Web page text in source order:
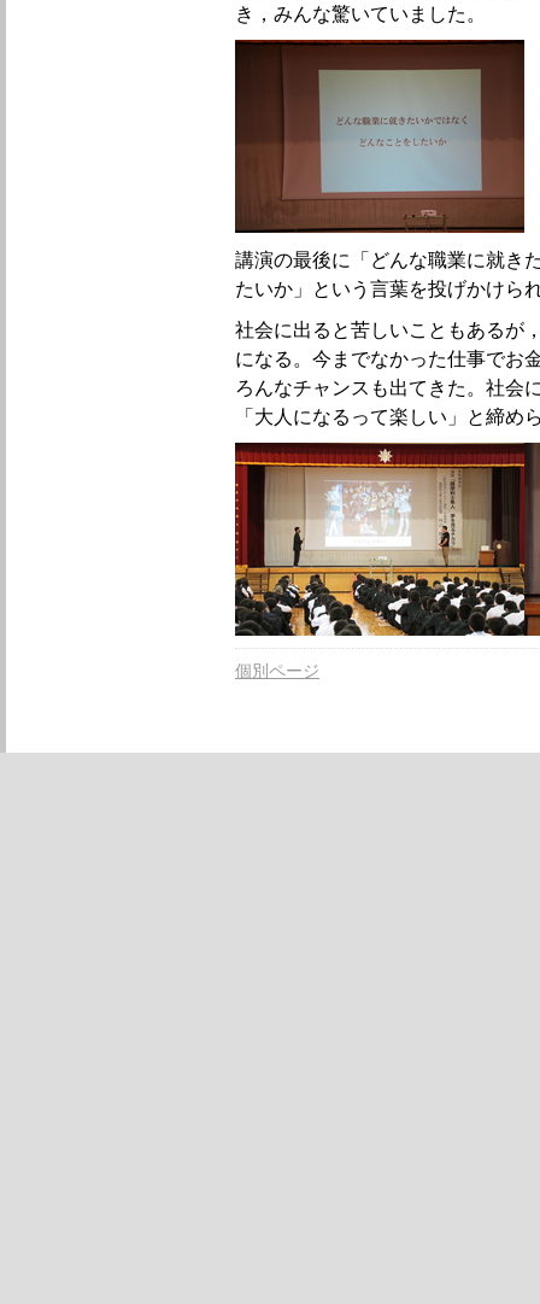
き，みんな驚いていました。
講演の最後に「どんな職業に就き
たいか」という言葉を投げかけら
社会に出ると苦しいこともあるが
になる。今までなかった仕事でお
ろんなチャンスも出てきた。社会
「大人になるって楽しい」と締め
個別ページ